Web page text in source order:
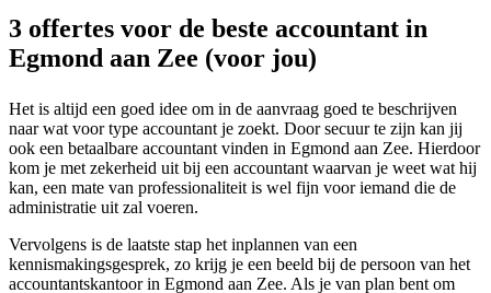
3 offertes voor de beste accountant in
Egmond aan Zee (voor jou)
Het is altijd een goed idee om in de aanvraag goed te beschrijven
naar wat voor type accountant je zoekt. Door secuur te zijn kan jij
ook een betaalbare accountant vinden in Egmond aan Zee. Hierdoor
kom je met zekerheid uit bij een accountant waarvan je weet wat hij
kan, een mate van professionaliteit is wel fijn voor iemand die de
administratie uit zal voeren.
Vervolgens is de laatste stap het inplannen van een
kennismakingsgesprek, zo krijg je een beeld bij de persoon van het
accountantskantoor in Egmond aan Zee. Als je van plan bent om